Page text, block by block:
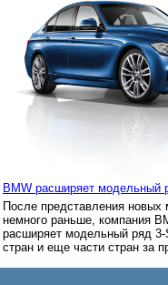
BMW расширяет модельный
После представления новых
немного раньше, компания
расширяет модельный ряд 3-
стран и еще части стран за